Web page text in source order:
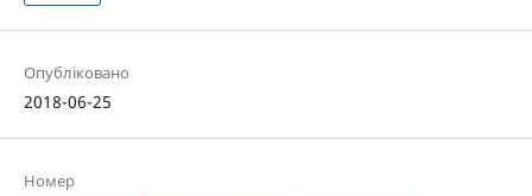
Опубліковано
2018-06-25
Номер